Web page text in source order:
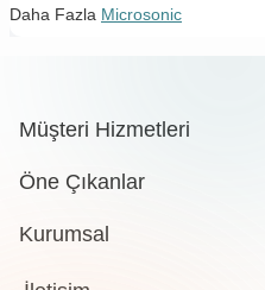
Daha Fazla Microsonic
Müşteri Hizmetleri
Öne Çıkanlar
Kurumsal